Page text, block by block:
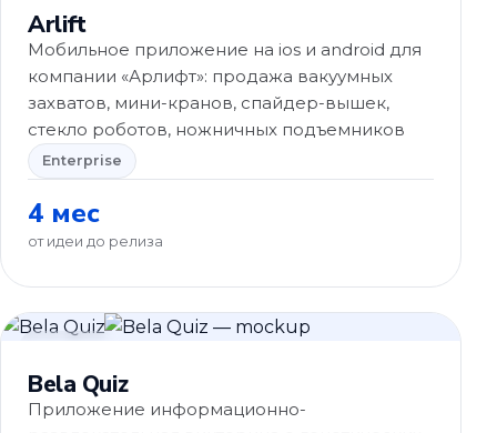
Arlift
Мобильное приложение на ios и android для
компании «Арлифт»: продажа вакуумных
захватов, мини-кранов, спайдер-вышек,
стекло роботов, ножничных подъемников
Enterprise
4 мес
от идеи до релиза
Bela Quiz
Приложение информационно-